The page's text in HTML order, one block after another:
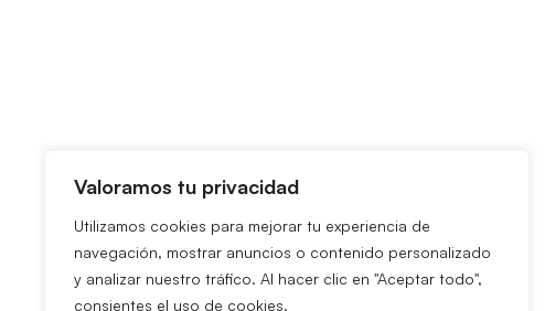
Valoramos tu privacidad
Utilizamos cookies para mejorar tu experiencia de
navegación, mostrar anuncios o contenido personalizado
y analizar nuestro tráfico. Al hacer clic en "Aceptar todo",
consientes el uso de cookies.